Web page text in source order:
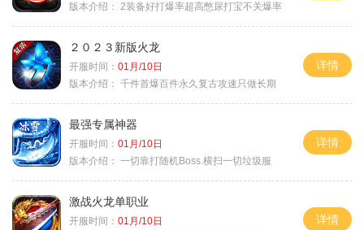
版本介绍： 2装备好打爆率超高憋尿打宝不关爆率
２０２３新版火龙
开服时间： 01月/10日
版本介绍： 千件首爆百件永久复古攻速只做长期
详情
最强专属神器
开服时间： 01月/10日
版本介绍： 一切靠打随机Boss.横扫一切垃圾服
详情
激战火龙单职业
开服时间： 01月/10日
详情